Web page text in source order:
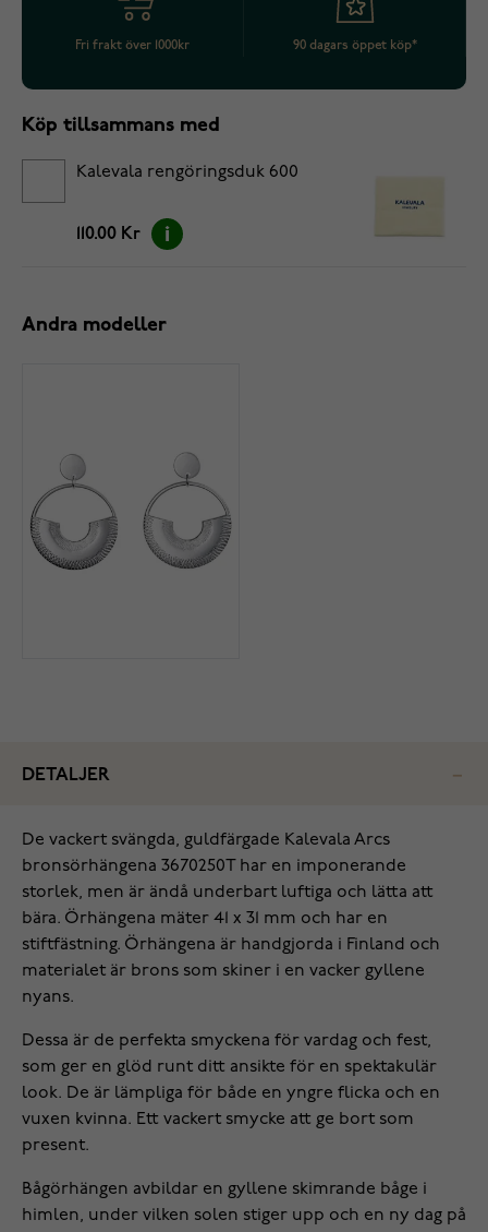
Fri frakt över 1000kr 90 dagars öppet köp*
Köp tillsammans med
Kalevala rengöringsduk 600
110.00 Kr
Andra modeller
DETALJER
De vackert svängda, guldfärgade Kalevala Arcs
bronsörhängena 3670250T har en imponerande
storlek, men är ändå underbart luftiga och lätta att
bära. Örhängena mäter 41 x 31 mm och har en
stiftfästning. Örhängena är handgjorda i Finland och
materialet är brons som skiner i en vacker gyllene
nyans.
Dessa är de perfekta smyckena för vardag och fest,
som ger en glöd runt ditt ansikte för en spektakulär
look. De är lämpliga för både en yngre flicka och en
vuxen kvinna. Ett vackert smycke att ge bort som
present.
Bågörhängen avbildar en gyllene skimrande båge i
himlen, under vilken solen stiger upp och en ny dag på